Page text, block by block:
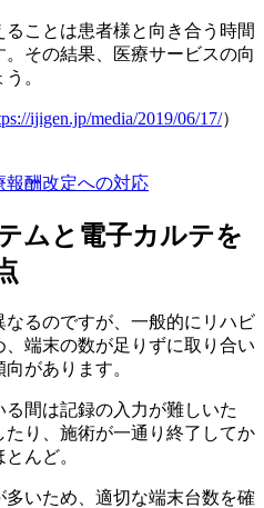
ことは患者様と向き合う時間
その結果、医療サービスの向
。
ijigen.jp/media/2019/06/17/）
報酬改定への対応
ムと電子カルテを
るのですが、一般的にリハビ
端末の数が足りずに取り合い
があります。
間は記録の入力が難しいた
り、施術が一通り終了してか
んど。
いため、 適切な端末台数を確